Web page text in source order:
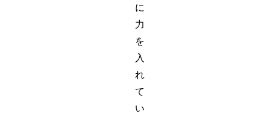
に
力
を
入
れ
て
い